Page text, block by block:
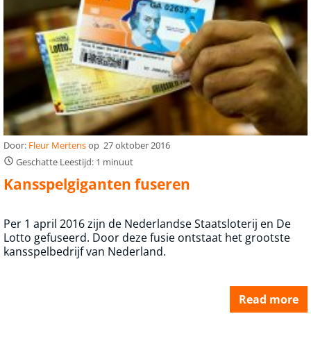
Door: Fleur Mertensop 27 oktober 2016
Geschatte Leestijd: 1 minuut
Kansspelgiganten fuseren
Per 1 april 2016 zijn de Nederlandse Staatsloterij en De
Lotto gefuseerd. Door deze fusie ontstaat het grootste
kansspelbedrijf van Nederland.
Read more